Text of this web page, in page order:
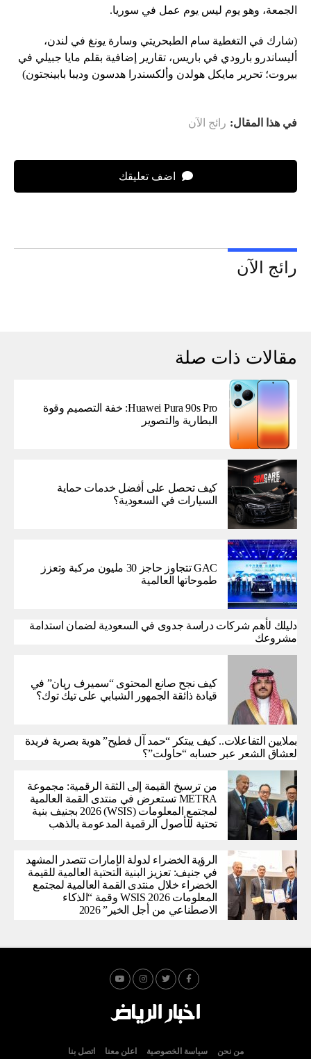
الجمعة، وهو يوم ليس يوم عمل في سوريا.
(شارك في التغطية سام الطبحريتي وسارة يونغ في لندن،
أليساندرو بارودي في باريس، تقارير إضافية بقلم مايا جبيلي في
بيروت؛ تحرير مايكل هولدن وألكسندرا هدسون وديبا بابينجتون)
في هذا المقال: رائج الآن
اضف تعليقك
رائج الآن
مقالات ذات صلة
Huawei Pura 90s Pro: خفة التصميم وقوة
البطارية والتصوير
كيف تحصل على أفضل خدمات حماية
السيارات في السعودية؟
GAC تتجاوز حاجز 30 مليون مركبة وتعزز
طموحاتها العالمية
دليلك لأهم شركات دراسة جدوى في السعودية لضمان استدامة
مشروعك
كيف نجح صانع المحتوى “سميرف ريان” في
قيادة ذائقة الجمهور الشبابي على تيك توك؟
بملايين التفاعلات.. كيف يبتكر “حمد آل فطيح” هوية بصرية فريدة
لعشاق الشعر عبر حسابه “حاولت”؟
من ترسيخ القيمة إلى الثقة الرقمية: مجموعة
METRA تستعرض في منتدى القمة العالمية
لمجتمع المعلومات (WSIS) 2026 بجنيف بنية
تحتية للأصول الرقمية المدعومة بالذهب
الرؤية الخضراء لدولة الإمارات تتصدر المشهد
في جنيف: تعزيز البنية التحتية العالمية للقيمة
الخضراء خلال منتدى القمة العالمية لمجتمع
المعلومات WSIS 2026 وقمة “الذكاء
الاصطناعي من أجل الخير” 2026
من نحن سياسة الخصوصية اعلن معنا اتصل بنا